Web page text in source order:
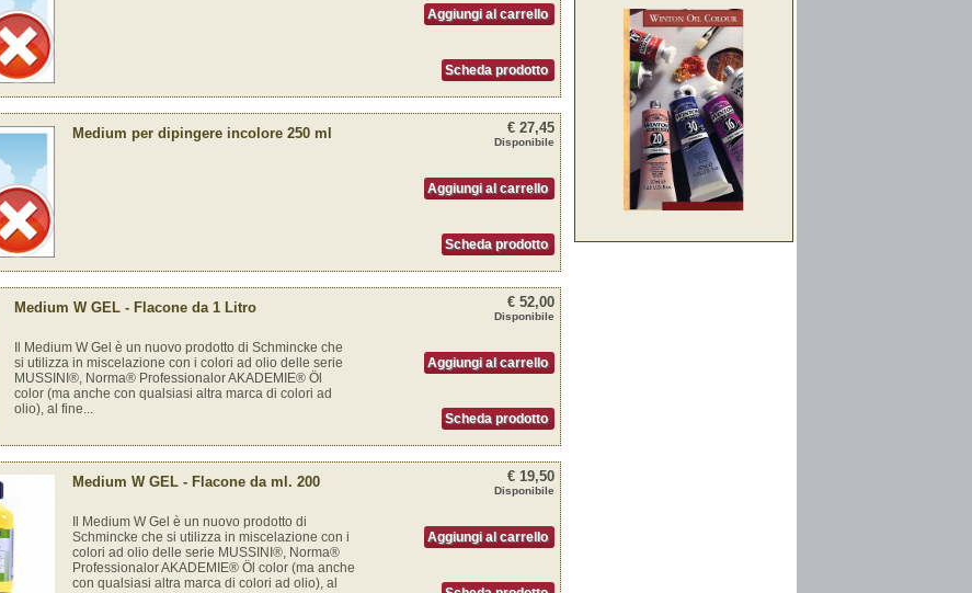
Aggiungi al carrello
Scheda prodotto
Medium per dipingere incolore 250 ml € 27,45
Disponibile
Aggiungi al carrello
Scheda prodotto
Medium W GEL - Flacone da 1 Litro
Il Medium W Gel è un nuovo prodotto di Schmincke che
si utilizza in miscelazione con i colori ad olio delle serie
MUSSINI®, Norma® Professionalor AKADEMIE® Öl
color (ma anche con qualsiasi altra marca di colori ad
olio), al fine...
€ 52,00
Disponibile
Aggiungi al carrello
Scheda prodotto
Medium W GEL - Flacone da ml. 200
Il Medium W Gel è un nuovo prodotto di
Schmincke che si utilizza in miscelazione con i
colori ad olio delle serie MUSSINI®, Norma®
Professionalor AKADEMIE® Öl color (ma anche
con qualsiasi altra marca di colori ad olio), al
€ 19,50
Disponibile
Aggiungi al carrello